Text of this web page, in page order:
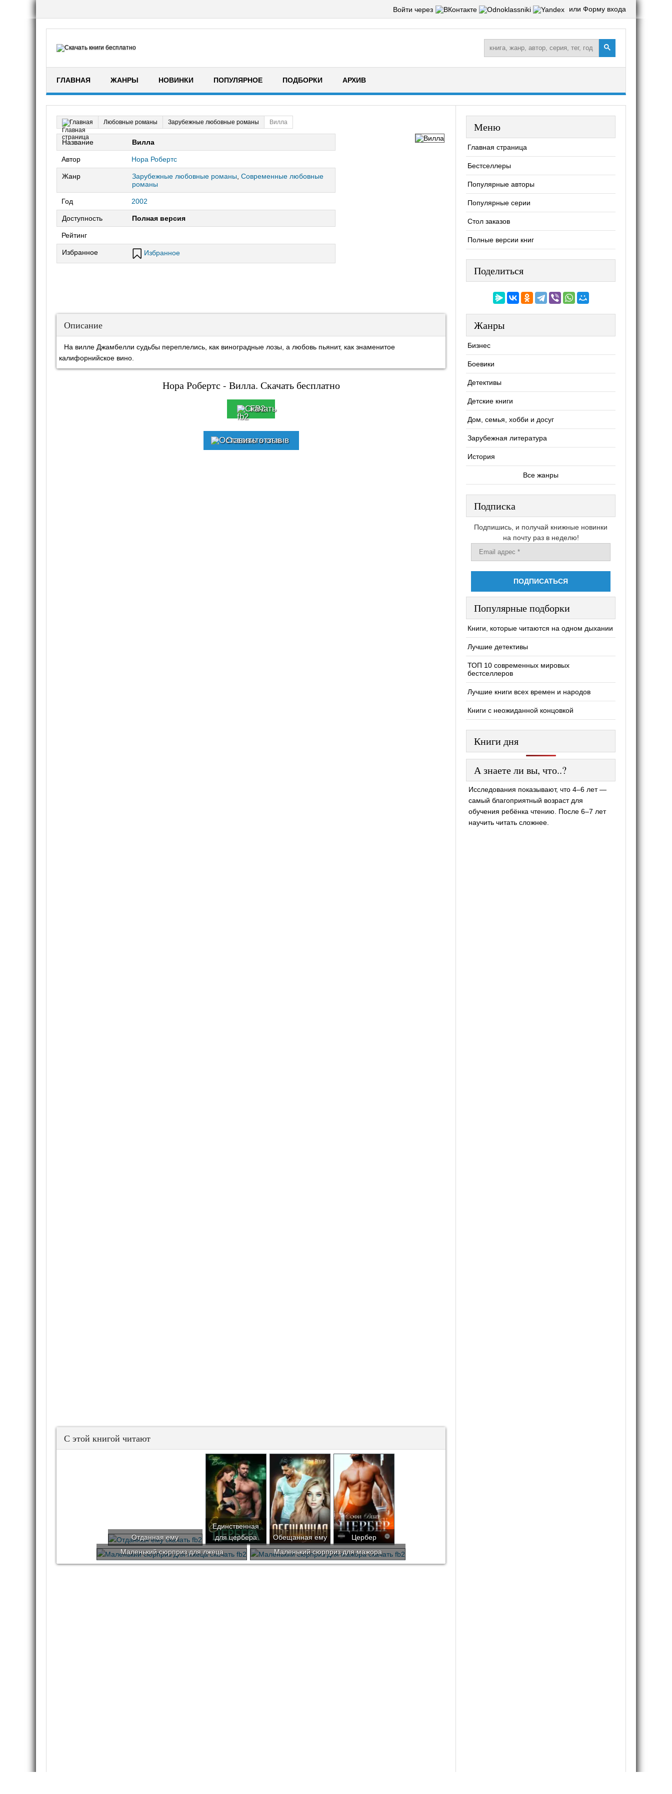
Войти через или Форму входа
ГЛАВНАЯ ЖАНРЫ НОВИНКИ ПОПУЛЯРНОЕ ПОДБОРКИ АРХИВ
Главная Любовные романы Зарубежные любовные романы Вилла
Название Вилла
Автор Нора Робертс
Жанр Зарубежные любовные романы Современные любовные
романы
Год 2002
Доступность Полная версия
Рейтинг
Избранное Избранное
Описание
На вилле Джамбелли судьбы переплелись, как виноградные лозы, а любовь пьянит, как знаменитое
калифорнийское вино.
Нора Робертс - Вилла. Скачать бесплатно
FB2
Оставить отзыв
С этой книгой читают
Отданная ему
Единственная
для цербера
Обещанная ему
Цербер
Маленький сюрприз для лжеца
Маленький сюрприз для мажора
Меню
Главная страница
Бестселлеры
Популярные авторы
Популярные серии
Стол заказов
Полные версии книг
Поделиться
Жанры
Бизнес
Боевики
Детективы
Детские книги
Дом, семья, хобби и досуг
Зарубежная литература
История
Все жанры
Подписка
Подпишись, и получай книжные новинки
на почту раз в неделю!
Популярные подборки
Книги, которые читаются на одном дыхании
Лучшие детективы
ТОП 10 современных мировых
бестселлеров
Лучшие книги всех времен и народов
Книги с неожиданной концовкой
Книги дня
А знаете ли вы, что..?
Исследования показывают, что 4–6 лет —
самый благоприятный возраст для
обучения ребёнка чтению. После 6–7 лет
научить читать сложнее.